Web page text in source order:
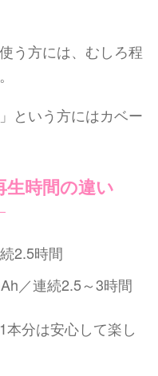
う方には、むしろ程
という方にはカベー
生時間の違い
2.5時間
／連続2.5～3時間
分は安心して楽し